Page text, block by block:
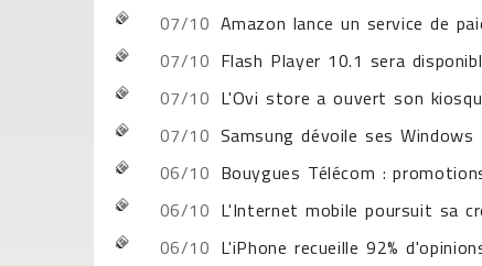
07/10 Amazon lance un service de
07/10 Flash Player 10.1 sera
07/10 L'Ovi store a ouvert son
07/10 Samsung dévoile ses Windows
06/10 Bouygues Télécom :
06/10 L'Internet mobile poursuit sa
06/10 L'iPhone recueille 92%